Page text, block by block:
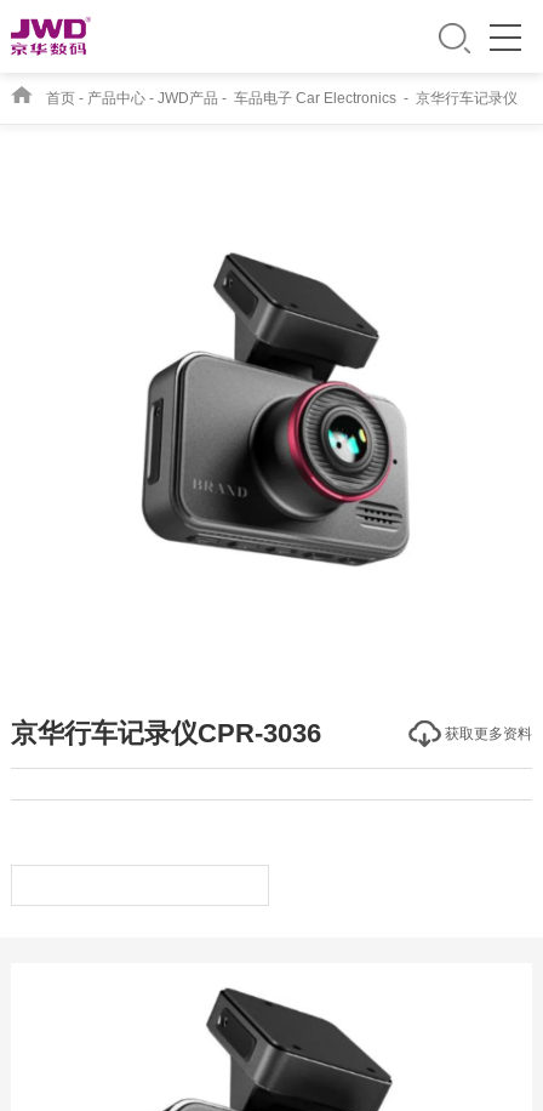
首页- 产品中心- JWD产品 - 车品电子 Car Electronics- 京华行车记录仪
京华行车记录仪CPR-3036 获取更多资料